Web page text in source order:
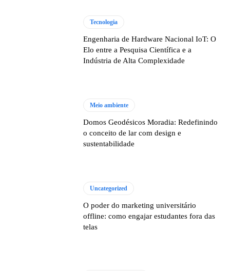
Tecnologia
Engenharia de Hardware Nacional IoT: O
Elo entre a Pesquisa Científica e a
Indústria de Alta Complexidade
Meio ambiente
Domos Geodésicos Moradia: Redefinindo
o conceito de lar com design e
sustentabilidade
Uncategorized
O poder do marketing universitário
offline: como engajar estudantes fora das
telas